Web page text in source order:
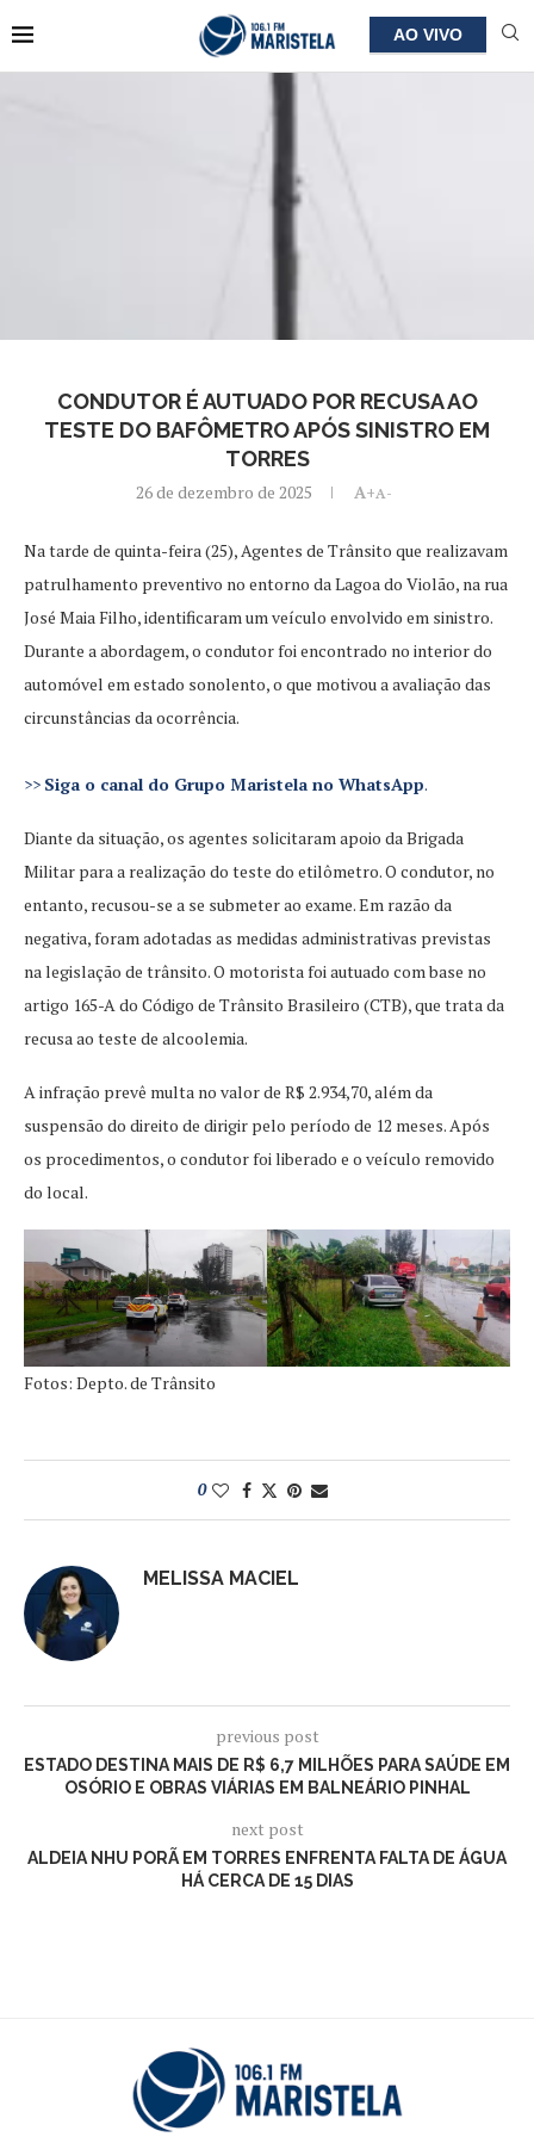
AO VIVO
CONDUTOR É AUTUADO POR RECUSA AO
TESTE DO BAFÔMETRO APÓS SINISTRO EM
TORRES
26 de dezembro de 2025 A+A-
Na tarde de quinta-feira (25), Agentes de Trânsito que realizavam
patrulhamento preventivo no entorno da Lagoa do Violão, na rua
José Maia Filho, identificaram um veículo envolvido em sinistro.
Durante a abordagem, o condutor foi encontrado no interior do
automóvel em estado sonolento, o que motivou a avaliação das
circunstâncias da ocorrência.
>> Siga o canal do Grupo Maristela no WhatsApp.
Diante da situação, os agentes solicitaram apoio da Brigada
Militar para a realização do teste do etilômetro. O condutor, no
entanto, recusou-se a se submeter ao exame. Em razão da
negativa, foram adotadas as medidas administrativas previstas
na legislação de trânsito. O motorista foi autuado com base no
artigo 165-A do Código de Trânsito Brasileiro (CTB), que trata da
recusa ao teste de alcoolemia.
A infração prevê multa no valor de R$ 2.934,70, além da
suspensão do direito de dirigir pelo período de 12 meses. Após
os procedimentos, o condutor foi liberado e o veículo removido
do local.
Fotos: Depto. de Trânsito
0
MELISSA MACIEL
previous post
ESTADO DESTINA MAIS DE R$ 6,7 MILHÕES PARA SAÚDE EM
OSÓRIO E OBRAS VIÁRIAS EM BALNEÁRIO PINHAL
next post
ALDEIA NHU PORÃ EM TORRES ENFRENTA FALTA DE ÁGUA
HÁ CERCA DE 15 DIAS